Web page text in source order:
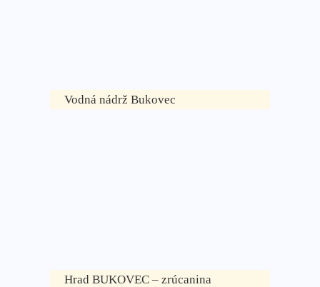
Vodná nádrž Bukovec
Hrad BUKOVEC – zrúcanina